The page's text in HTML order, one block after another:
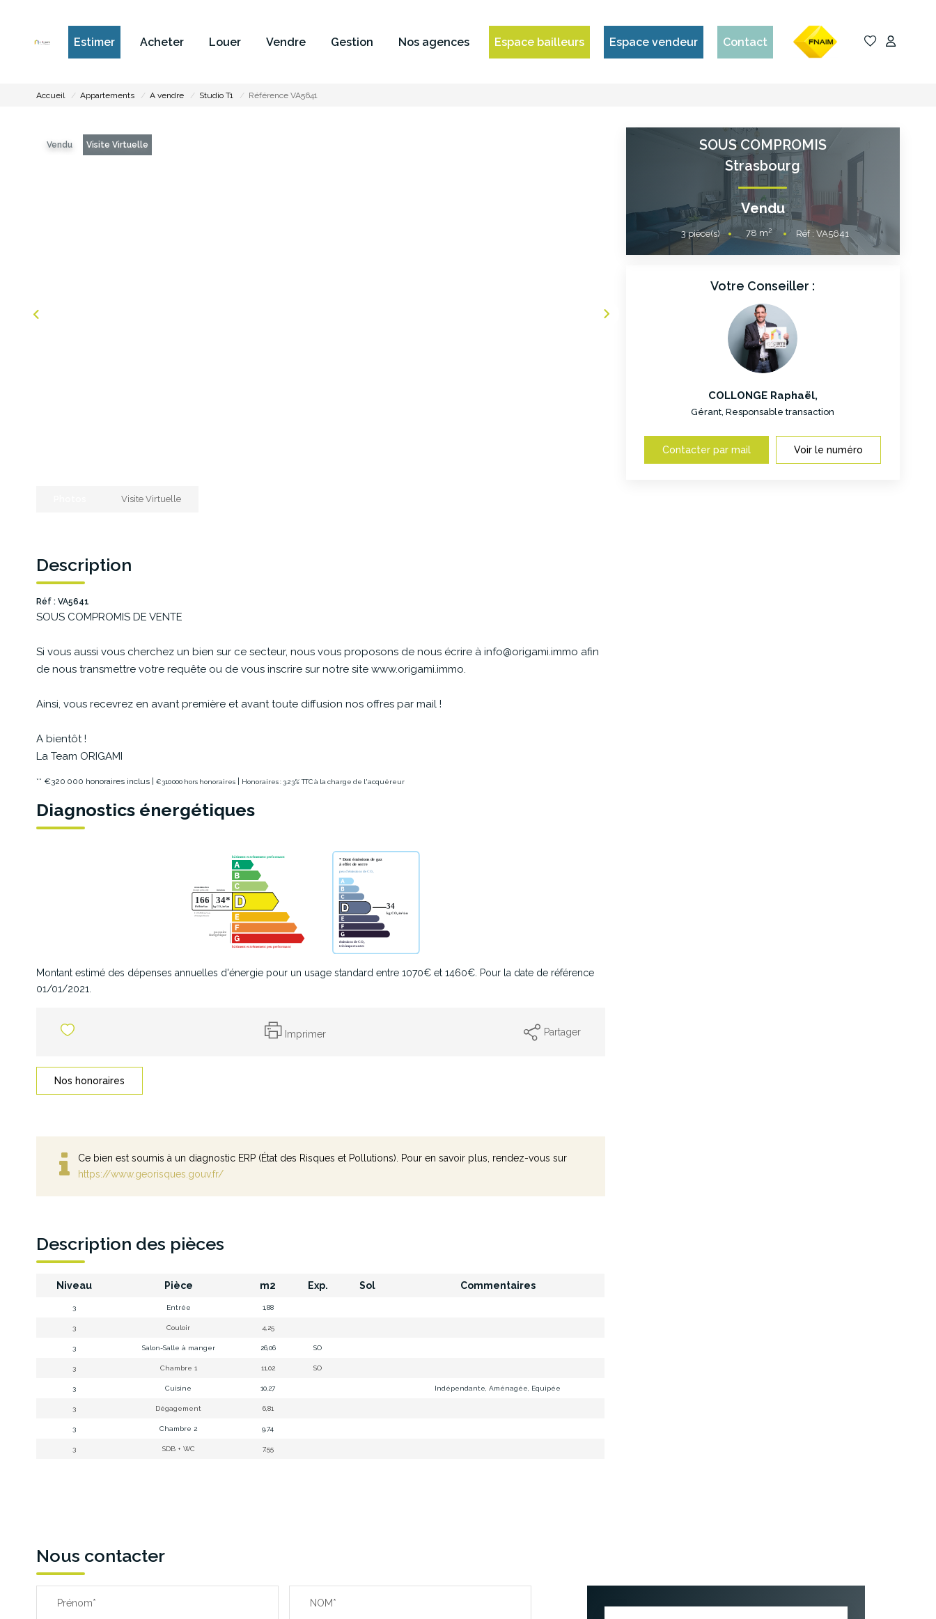
Estimer Acheter Louer Vendre Gestion Nos agences Espace bailleurs Espace vendeur Contact
Accueil Appartements A vendre Studio T1 Référence VA5641
Vendu Visite Virtuelle
Visite Virtuelle
Description
Réf : VA5641
SOUS COMPROMIS DE VENTE
Si vous aussi vous cherchez un bien sur ce secteur, nous vous proposons de nous écrire à info@origami.immo afin
de nous transmettre votre requête ou de vous inscrire sur notre site www.origami.immo.
Ainsi, vous recevrez en avant première et avant toute diffusion nos offres par mail !
A bientôt !
La Team ORIGAMI
** €320 000 honoraires inclus €310 000 hors honoraires Honoraires : 3.23% TTC à la charge de l'acquéreur
Diagnostics énergétiques
Montant estimé des dépenses annuelles d'énergie pour un usage standard entre 1070€ et 1460€. Pour la date de référence
01/01/2021.
Imprimer Partager
Nos honoraires
Ce bien est soumis à un diagnostic ERP (État des Risques et Pollutions). Pour en savoir plus, rendez-vous sur
https://www.georisques.gouv.fr/
Description des pièces
Niveau Pièce m2 Exp. Sol Commentaires
3 Entrée 1,88
3 Couloir 4,25
3 Salon-Salle à manger 26,06 SO
3 Chambre 1 11,02 SO
3 Cuisine 10,27 Indépendante, Aménagée, Equipée
3 Dégagement 6,81
3 Chambre 2 9,74
3 SDB + WC 7,55
SOUS COMPROMIS
Strasbourg
Vendu
3pièce(s) 78 m² Réf : VA5641
Votre Conseiller :
COLLONGE Raphaël,
Gérant, Responsable transaction
Contacter par mail Voir le numéro
Nous contacter
Prénom* NOM*